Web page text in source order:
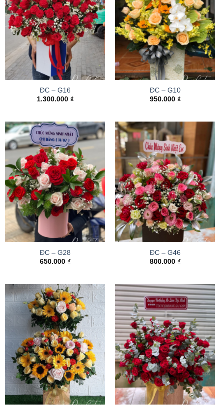
ĐC – G16
1.300.000 ₫
ĐC – G10
950.000 ₫
ĐC – G28
650.000 ₫
ĐC – G46
800.000 ₫